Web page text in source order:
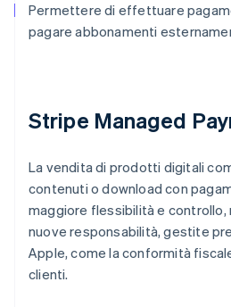
Permettere di effettuare
pagare abbonamenti
Stripe Managed
La vendita di prodotti digitali
contenuti o download con
maggiore flessibilità e controllo,
nuove responsabilità, gestite
Apple, come la conformità
clienti.